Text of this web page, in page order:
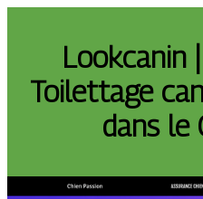
Lookcanin
Toilettage
dans le